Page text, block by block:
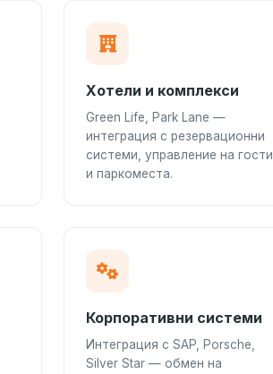
Хотели и комплекси
Green Life, Park Lane —
интеграция с резервационни
системи, управление на гости
и паркоместа.
Корпоративни системи
Интеграция с SAP, Porsche,
Silver Star — обмен на